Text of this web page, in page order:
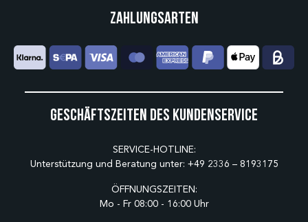
Geschäftszeiten des Kundenservice
SERVICE-HOTLINE:
Unterstützung und Beratung unter: +49 2336 – 8193175
ÖFFNUNGSZEITEN:
Mo - Fr 08:00 - 16:00 Uhr
Zahlungsarten